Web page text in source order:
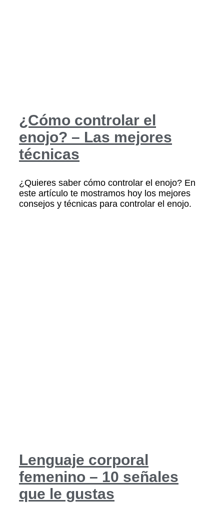
¿Cómo controlar el
enojo? – Las mejores
técnicas
¿Quieres saber cómo controlar el enojo? En
este artículo te mostramos hoy los mejores
consejos y técnicas para controlar el enojo.
Lenguaje corporal
femenino – 10 señales
que le gustas